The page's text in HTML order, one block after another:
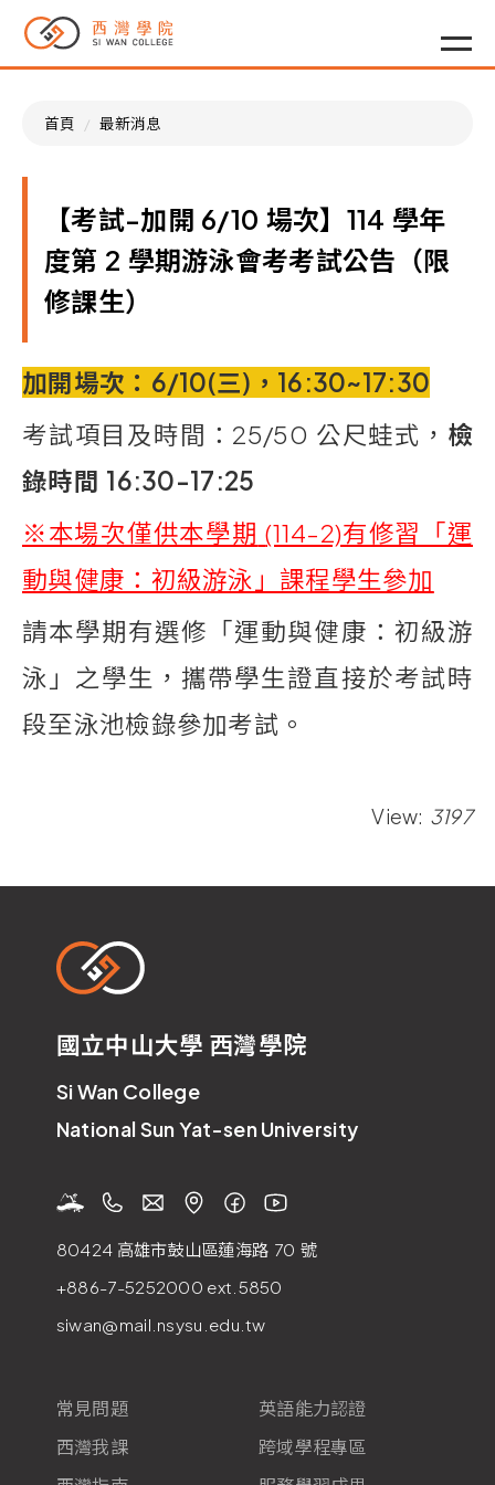
首頁 最新消息
【考試-加開 6/10 場次】114 學年
度第 2 學期游泳會考考試公告（限
修課生）
加開場次： 6/10(三)，16:30~17:30
考試項目及時間：25/50 公尺蛙式， 檢
錄時間 16:30-17:25
※本場次僅供本學期 (114-2)有修習「運
動與健康：初級游泳」課程學生參加
請本學期有選修「運動與健康：初級游
泳」之學生，攜帶學生證直接於考試時
段至泳池檢錄參加考試。
View: 3197
國立中山大學 西灣學院
Si Wan College
National Sun Yat-sen University
80424 高雄市鼓山區蓮海路 70 號
+886-7-5252000 ext.5850
siwan@mail.nsysu.edu.tw
常見問題
西灣我課
英語能力認證
跨域學程專區